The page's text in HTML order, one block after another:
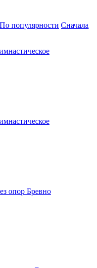
По популярности Сначала
Бревно